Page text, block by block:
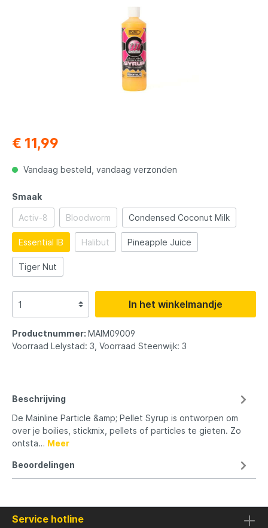
€ 11,99
Vandaag besteld, vandaag verzonden
Smaak
Activ-8 Bloodworm Condensed Coconut Milk
Essential IB Halibut Pineapple Juice
Tiger Nut
In het winkelmandje
Productnummer: MAIM09009
Voorraad Lelystad: 3, Voorraad Steenwijk: 3
Beschrijving
De Mainline Particle &amp; Pellet Syrup is ontworpen om
over je boilies, stickmix, pellets of particles te gieten. Zo
ontsta… Meer
Beoordelingen
Service hotline